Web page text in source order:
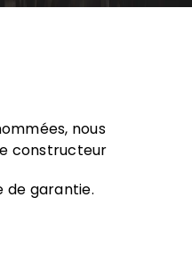
nous
constructeur
de garantie.